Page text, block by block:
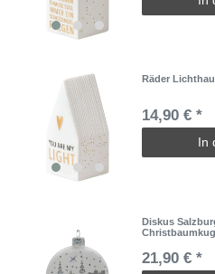
Räder
14,90 € *
In
Diskus
21,90 € *